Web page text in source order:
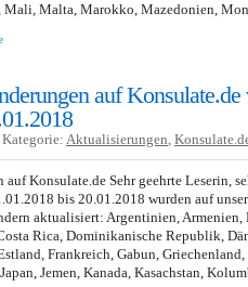
Mali, Malta, Marokko, Mazedonien,
auf
Aktualisierungen,
Konsulate.de Sehr geehrte Leserin,
bis 20.01.2018 wurden auf
aktualisiert: Argentinien,
Rica, Dominikanische Republik,
Frankreich, Gabun,
Jemen, Kanada, Kasachstan,